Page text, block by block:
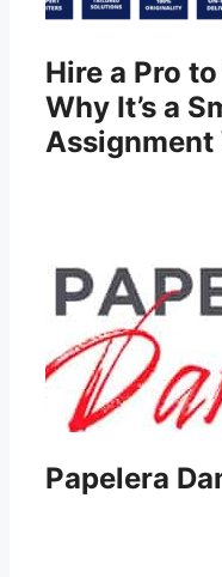
Hire a Pro
Why It’s a
Papelera